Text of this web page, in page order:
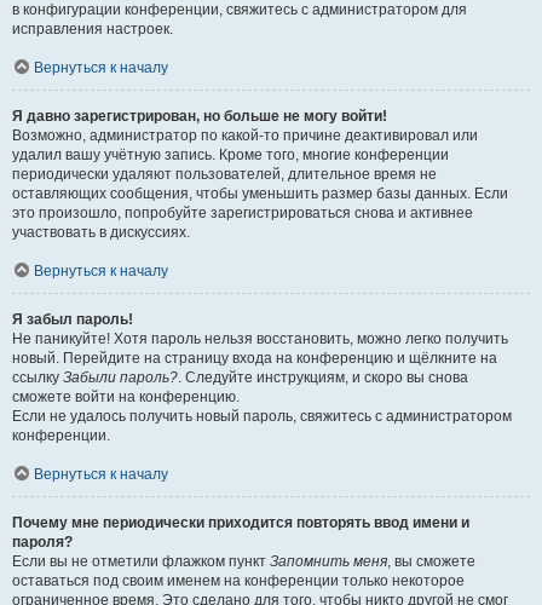
в конфигурации конференции, свяжитесь с администратором для
исправления настроек.
Вернуться к началу
Я давно зарегистрирован, но больше не могу войти!
Возможно, администратор по какой-то причине деактивировал или
удалил вашу учётную запись. Кроме того, многие конференции
периодически удаляют пользователей, длительное время не
оставляющих сообщения, чтобы уменьшить размер базы данных. Если
это произошло, попробуйте зарегистрироваться снова и активнее
участвовать в дискуссиях.
Вернуться к началу
Я забыл пароль!
Не паникуйте! Хотя пароль нельзя восстановить, можно легко получить
новый. Перейдите на страницу входа на конференцию и щёлкните на
ссылку Забыли пароль?. Следуйте инструкциям, и скоро вы снова
сможете войти на конференцию.
Если не удалось получить новый пароль, свяжитесь с администратором
конференции.
Вернуться к началу
Почему мне периодически приходится повторять ввод имени и
пароля?
Если вы не отметили флажком пункт Запомнить меня, вы сможете
оставаться под своим именем на конференции только некоторое
ограниченное время. Это сделано для того, чтобы никто другой не смог